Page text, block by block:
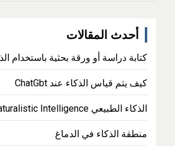
أحدث المقالات
كتابة دراسة أو ورقة بحثية باستخدام
كيف يتم قياس الذكاء عند ChatGbt
الذكاء الطبيعي Naturalistic Intelligence
منطقة الذكاء في الدماغ